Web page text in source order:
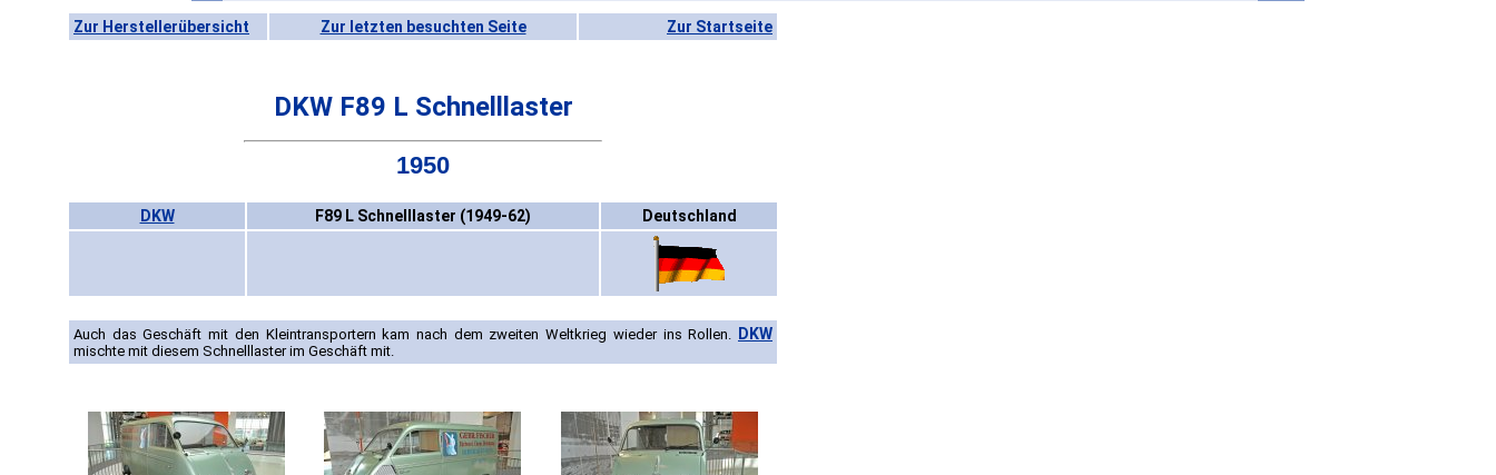
Zur Herstellerübersicht Zur letzten besuchten Seite Zur Startseite
DKW F89 L Schnelllaster
1950
DKW F89 L Schnelllaster (1949-62) Deutschland
Auch das Geschäft mit den Kleintransportern kam nach dem zweiten Weltkrieg wieder ins Rollen. DKW
mischte mit diesem Schnelllaster im Geschäft mit.